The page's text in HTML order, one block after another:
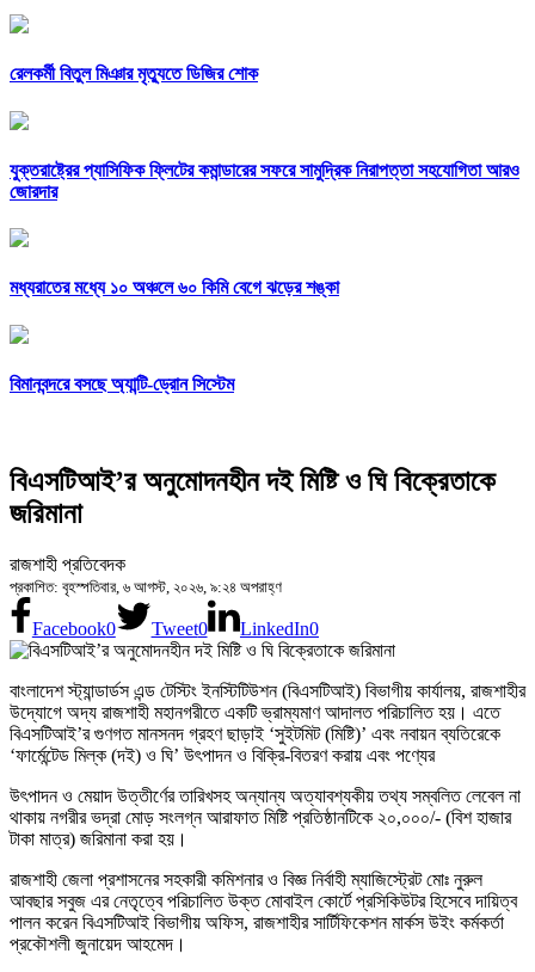
রেলকর্মী বিতুল মিঞার মৃত্যুতে ডিজির শোক
যুক্তরাষ্ট্রের প্যাসিফিক ফ্লিটের কমান্ডারের সফরে সামুদ্রিক নিরাপত্তা সহযোগিতা আরও
জোরদার
মধ্যরাতের মধ্যে ১০ অঞ্চলে ৬০ কিমি বেগে ঝড়ের শঙ্কা
বিমানবন্দরে বসছে অ্যান্টি-ড্রোন সিস্টেম
বিএসটিআই’র অনুমোদনহীন দই মিষ্টি ও ঘি বিক্রেতাকে
জরিমানা
রাজশাহী প্রতিবেদক
প্রকাশিত: বৃহস্পতিবার, ৬ আগস্ট, ২০২৬, ৯:২৪ অপরাহ্ণ
Facebook0 Tweet0 LinkedIn0
বাংলাদেশ স্ট্যান্ডার্ডস এন্ড টেস্টিং ইনস্টিটিউশন (বিএসটিআই) বিভাগীয় কার্যালয়, রাজশাহীর
উদ্যোগে অদ্য রাজশাহী মহানগরীতে একটি ভ্রাম্যমাণ আদালত পরিচালিত হয়। এতে
বিএসটিআই’র গুণগত মানসনদ গ্রহণ ছাড়াই ‘সুইটমিট (মিষ্টি)’ এবং নবায়ন ব্যতিরেকে
‘ফার্মেন্টেড মিল্ক (দই) ও ঘি’ উৎপাদন ও বিক্রি-বিতরণ করায় এবং পণ্যের
উৎপাদন ও মেয়াদ উত্তীর্ণের তারিখসহ অন্যান্য অত্যাবশ্যকীয় তথ্য সম্বলিত লেবেল না
থাকায় নগরীর ভদ্রা মোড় সংলগ্ন আরাফাত মিষ্টি প্রতিষ্ঠানটিকে ২০,০০০/- (বিশ হাজার
টাকা মাত্র) জরিমানা করা হয়।
রাজশাহী জেলা প্রশাসনের সহকারী কমিশনার ও বিজ্ঞ নির্বাহী ম্যাজিস্ট্রেট মোঃ নুরুল
আবছার সবুজ এর নেতৃত্বে পরিচালিত উক্ত মোবাইল কোর্টে প্রসিকিউটর হিসেবে দায়িত্ব
পালন করেন বিএসটিআই বিভাগীয় অফিস, রাজশাহীর সার্টিফিকেশন মার্কস উইং কর্মকর্তা
প্রকৌশলী জুনায়েদ আহমেদ।